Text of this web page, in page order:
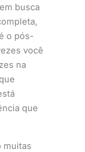
busca
o pós-
você
na
que
muitas